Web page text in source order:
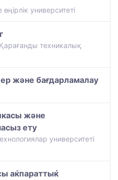
университеті
техникалық
және бағдарламалау
және
ету
университеті
аќпараттыќ